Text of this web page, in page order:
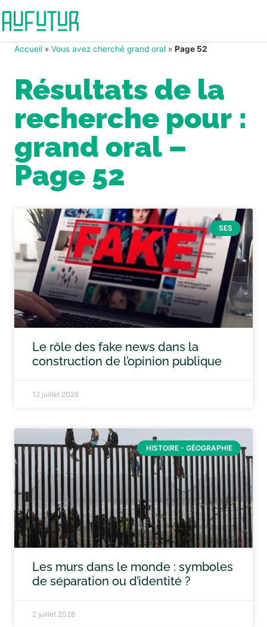
Accueil » Vous avez cherché grand oral » Page 52
Résultats de la
recherche pour :
grand oral –
Page 52
SES
Le rôle des fake news dans la
construction de l’opinion publique
12 juillet 2026
HISTOIRE - GÉOGRAPHIE
Les murs dans le monde : symboles
de séparation ou d’identité ?
2 juillet 2026